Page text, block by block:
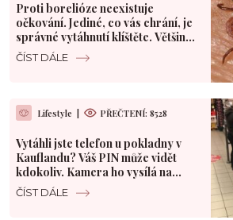
Proti borelióze neexistuje
očkování. Jediné, co vás chrání, je
správné vytáhnutí klíštěte. Většina
Čechů to dělá špatně
ČÍST DÁLE
Lifestyle | PŘEČTENÍ: 8528
Vytáhli jste telefon u pokladny v
Kauflandu? Váš PIN může vidět
kdokoliv. Kamera ho vysílá na
velký monitor
ČÍST DÁLE